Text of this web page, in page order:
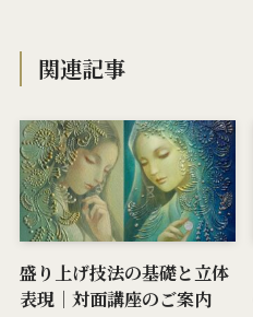
関連記事
盛り上げ技法の基礎と立体
表現｜対面講座のご案内